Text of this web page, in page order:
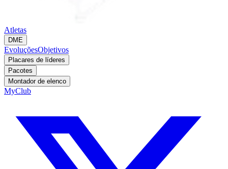
Atletas
DME
EvoluçõesObjetivos
Placares de líderes
Pacotes
Montador de elenco
MyClub